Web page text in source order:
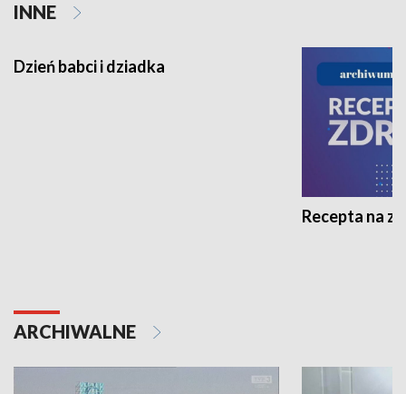
INNE
Recepta na
ARCHIWALNE